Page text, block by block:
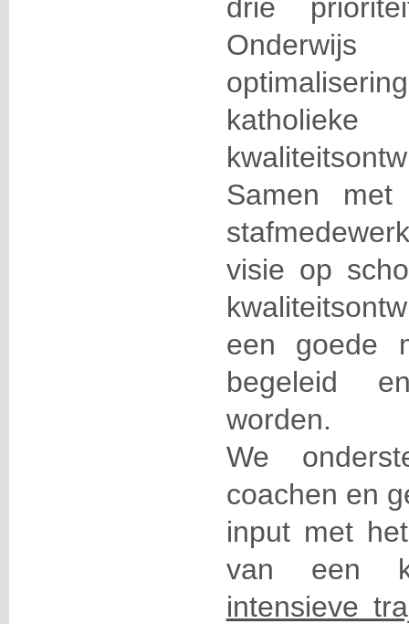
drie
katholieke
Samen met
visie op
een goede
begeleid
worden.
We
coachen en
input met
van een
intensieve